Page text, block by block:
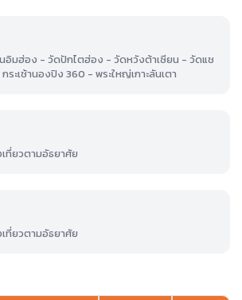
อิมฮ่อง - วัดปักไตฮ่อง - วัดหวังต้าเซียน - วัดแช
ระเช้านองปิง 360 - พระใหญ่เกาะลันเตา
ที่ยวตามอัธยาศัย
ที่ยวตามอัธยาศัย